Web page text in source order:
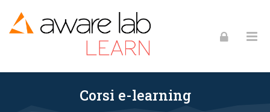
Corsi e-learning